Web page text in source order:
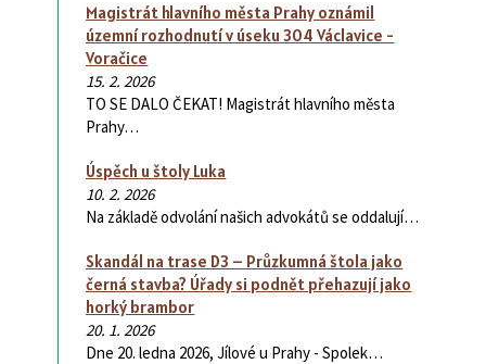
Magistrát hlavního města Prahy oznámil
územní rozhodnutí v úseku 304 Václavice -
Voračice
15. 2. 2026
TO SE DALO ČEKAT! Magistrát hlavního města
Prahy…
Úspěch u štoly Luka
10. 2. 2026
Na základě odvolání našich advokátů se oddalují…
Skandál na trase D3 – Průzkumná štola jako
černá stavba? Úřady si podnět přehazují jako
horký brambor
20. 1. 2026
Dne 20. ledna 2026, Jílové u Prahy - Spolek…